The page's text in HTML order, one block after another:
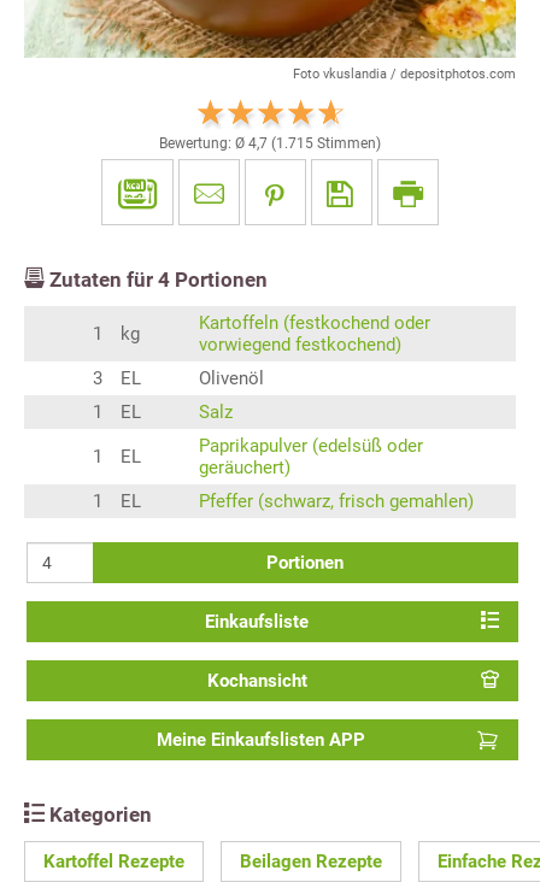
Foto vkuslandia / depositphotos.com
Bewertung: Ø 4,7 (1.715 Stimmen)
Zutaten für 4 Portionen
1 kg
Kartoffeln (festkochend oder
vorwiegend festkochend)
3
EL
Olivenöl
1
EL Salz
1 EL
Paprikapulver (edelsüß oder
geräuchert)
1
EL Pfeffer (schwarz, frisch gemahlen)
Portionen
Einkaufsliste
Kochansicht
Meine Einkaufslisten APP
Kategorien
Kartoffel Rezepte Beilagen Rezepte Einfache